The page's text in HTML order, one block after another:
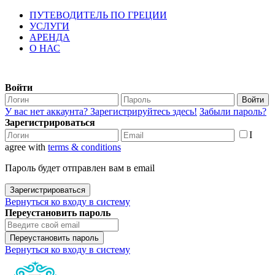
ПУТЕВОДИТЕЛЬ ПО ГРЕЦИИ
УСЛУГИ
АРЕНДА
О НАС
Войти
Войти
У вас нет аккаунта? Зарегистрируйтесь здесь! Забыли пароль?
Зарегистрироваться
I
agree with terms & conditions
Пароль будет отправлен вам в email
Зарегистрироваться
Вернуться ко входу в систему
Переустановить пароль
Переустановить пароль
Вернуться ко входу в систему